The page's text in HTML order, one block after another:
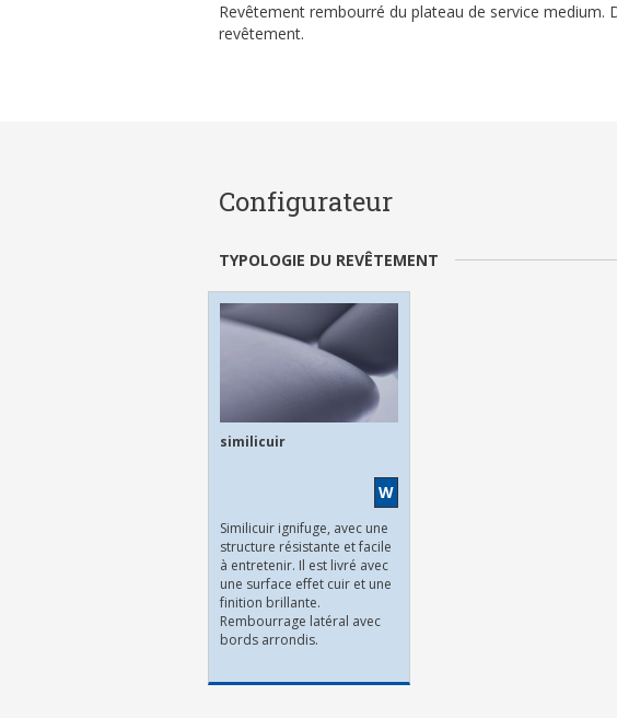
Revêtement rembourré du plateau de service medium.
revêtement.
Configurateur
TYPOLOGIE DU REVÊTEMENT
similicuir
W
Similicuir ignifuge, avec une
structure résistante et facile
à entretenir. Il est livré avec
une surface effet cuir et une
finition brillante.
Rembourrage latéral avec
bords arrondis.